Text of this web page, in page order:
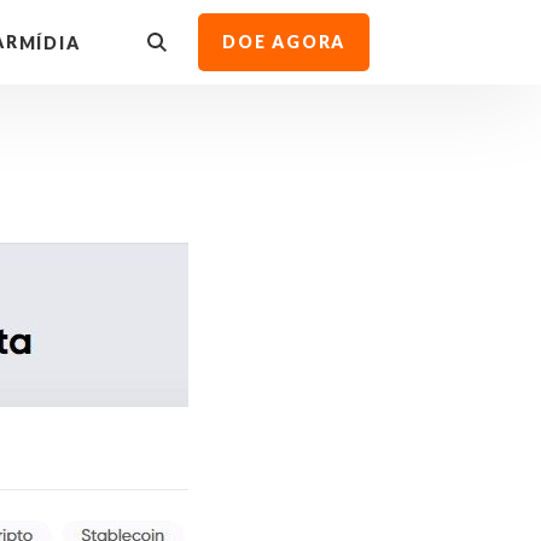
MÍDIA DOE AGORA